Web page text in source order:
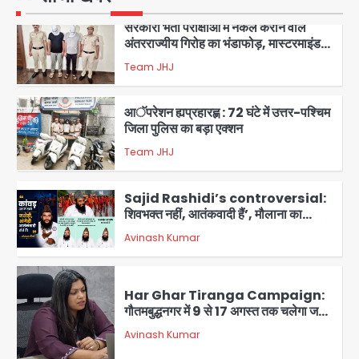
3
Team JHJ
4
आॅपरेशन ह्यप्रहारह्ण : 72 घंटे में उत्तर-पश्चिम
जिला पुलिस का बड़ा एक्शन
5
Sajid Rashidi’s controversial:
शिवभक्त नहीं, आतंकवादी हैं’, मौलाना का
कांवड़ियों पर विवादित बयान, BJP विधायक ने
कराई FIR, NSA की मांग
1
Har Ghar Tiranga Campaign:
गौतमबुद्धनगर में 9 से 17 अगस्त तक चलेगा जन-
बैठक
एंटी-बर्गलरी सेल की बड़ी कामयाबी, चोरी के